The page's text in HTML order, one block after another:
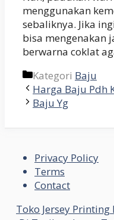
menggunakan
sebaliknya. Jika
bisa mengenakan
berwarna coklat
Kategori Baju
Harga Baju Pdh
Baju Yg
Privacy Policy
Terms
Contact
Toko Jersey Printing